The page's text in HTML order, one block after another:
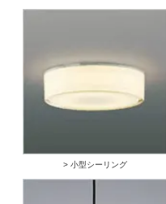
> 小型シーリング